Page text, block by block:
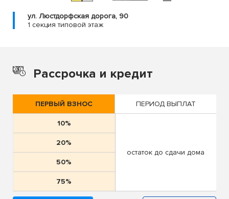
ул. Люстдорфская дорога, 90
1 секция типовой этаж
Рассрочка и кредит
ПЕРВЫЙ ВЗНОС ПЕРИОД ВЫПЛАТ
10%
20%
50%
75%
остаток до сдачи дома